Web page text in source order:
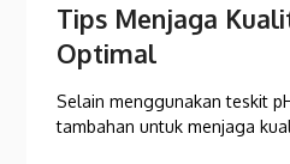
Tips Menjaga
Optimal
Selain menggunakan teskit
tambahan untuk menjaga